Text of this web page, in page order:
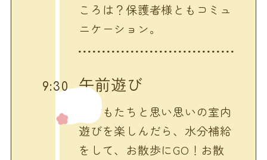
ころは？保護者様ともコミュ
ニケーション。
9:30 午前遊び
子どもたちと思い思いの室内
遊びを楽しんだら、水分補給
をして、お散歩にGO！お散